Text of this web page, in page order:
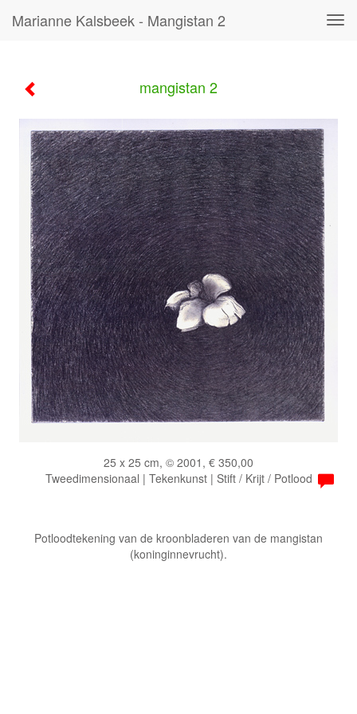
Marianne Kalsbeek - Mangistan 2
mangistan 2
25 x 25 cm, © 2001, € 350,00
Tweedimensionaal | Tekenkunst | Stift / Krijt / Potlood
Potloodtekening van de kroonbladeren van de mangistan
(koninginnevrucht).